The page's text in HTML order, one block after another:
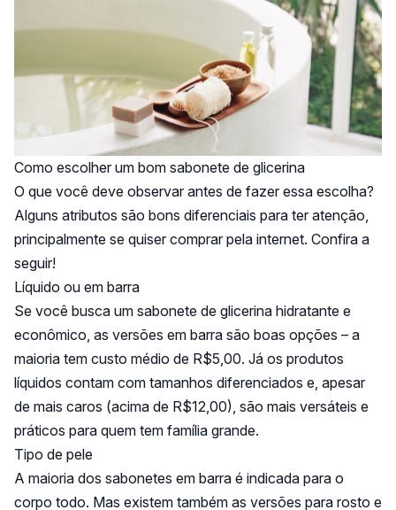
Como escolher um bom sabonete de glicerina
O que você deve observar antes de fazer essa escolha?
Alguns atributos são bons diferenciais para ter atenção,
principalmente se quiser comprar pela internet. Confira a
seguir!
Líquido ou em barra
Se você busca um sabonete de glicerina hidratante e
econômico, as versões em barra são boas opções – a
maioria tem custo médio de R$5,00. Já os produtos
líquidos contam com tamanhos diferenciados e, apesar
de mais caros (acima de R$12,00), são mais versáteis e
práticos para quem tem família grande.
Tipo de pele
A maioria dos sabonetes em barra é indicada para o
corpo todo. Mas existem também as versões para rosto e